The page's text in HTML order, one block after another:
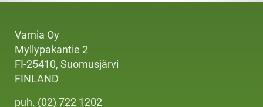
Varnia Oy
Myllypakantie 2
FI-25410, Suomusjärvi
FINLAND
puh. (02) 722 1202